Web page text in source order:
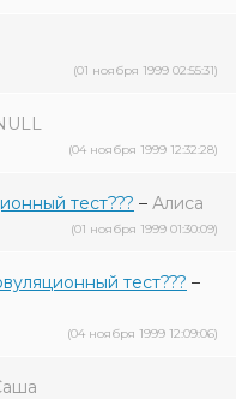
(01 ноября 1999 02:55:31)
(04 ноября 1999 12:32:28)
тест??? – Алиса
(01 ноября 1999 01:30:09)
тест??? –
(04 ноября 1999 12:09:06)